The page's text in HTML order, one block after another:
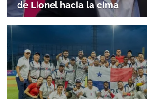
de Lionel hacia la cima